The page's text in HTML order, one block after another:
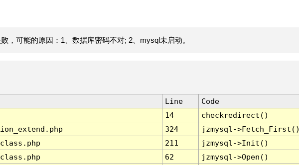
，可能的原因：1、数据库密码不对; 2、mysql未启动。
Line
Code
14
checkredirect()
324
jzmysql-
211
jzmysql->Init()
62
jzmysql->Open()